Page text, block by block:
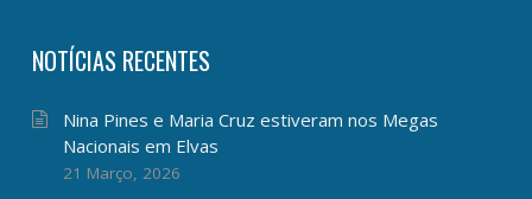
NOTÍCIAS RECENTES
Nina Pines e Maria Cruz estiveram nos Megas
Nacionais em Elvas
21 Março, 2026